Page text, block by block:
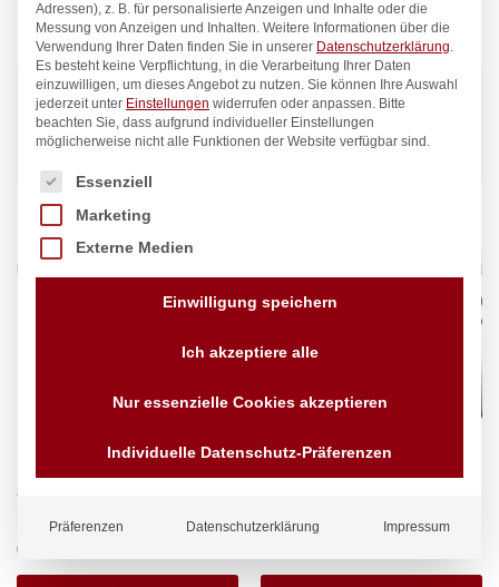
MÖBEL & ABSPERRUNGEN
23 Produkte gefunden
Standardsortierung
870x870x(H)740mm
Marke: Hendi
60,47
Marke: Hendi
Adressen), z. B. für personalisierte Anzeigen und Inhalte oder die
Messung von Anzeigen und Inhalten. Weitere Informationen über die
Verwendung Ihrer Daten finden Sie in unserer Datenschutzerklärung.
Es besteht keine Verpflichtung, in die Verarbeitung Ihrer Daten
einzuwilligen, um dieses Angebot zu nutzen. Sie können Ihre Auswahl
jederzeit unter Einstellungen widerrufen oder anpassen. Bitte
beachten Sie, dass aufgrund individueller Einstellungen
möglicherweise nicht alle Funktionen der Website verfügbar sind.
Es folgt eine Liste der Service-Gruppen, für die eine
Essenziell
Marketing
Externe Medien
Einwilligung speichern
Ich akzeptiere alle
Nur essenzielle Cookies akzeptieren
Individuelle Datenschutz-Präferenzen
Präferenzen Datenschutzerklärung Impressum